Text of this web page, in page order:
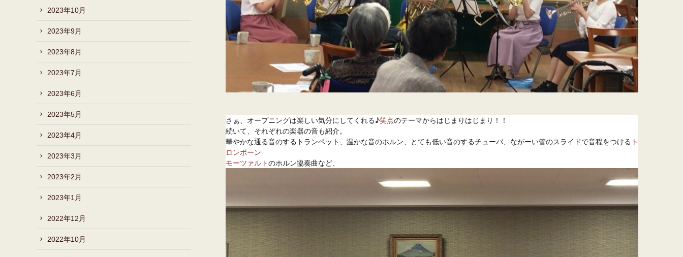
さぁ、オープニングは楽しい気分にしてくれる♪笑点のテーマからはじまりはじまり！！
続いて、それぞれの楽器の音も紹介。
華やかな通る音のするトランペット、温かな音のホルン、とても低い音のするチューバ、ながーい管のスライドで音程をつける ト
ロンボーン
モーツァルトのホルン協奏曲など、
2023年10月
2023年9月
2023年8月
2023年7月
2023年6月
2023年5月
2023年4月
2023年3月
2023年2月
2023年1月
2022年12月
2022年10月